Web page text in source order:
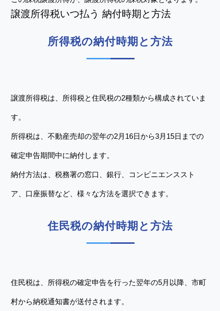
譲渡所得税いつ払う 納付時期と方法
所得税の納付時期と方法
譲渡所得税は、所得税と住民税の2種類から構成されていま
す。
所得税は、不動産売却の翌年の2月16日から3月15日までの
確定申告期間中に納付します。
納付方法は、税務署の窓口、銀行、コンビニエンススト
ア、口座振替など、様々な方法を選択できます。
住民税の納付時期と方法
住民税は、所得税の確定申告を行った翌年の5月以降、市町
村から納税通知書が送付されます。